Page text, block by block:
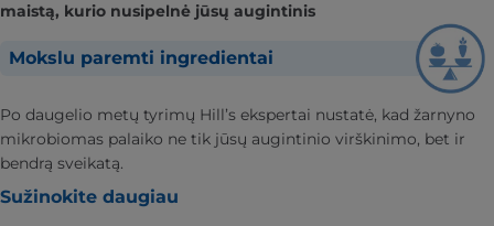
maistą, kurio nusipelnė jūsų augintinis
Mokslu paremti ingredientai
Po daugelio metų tyrimų Hill’s ekspertai nustatė, kad žarnyno
mikrobiomas palaiko ne tik jūsų augintinio virškinimo, bet ir
bendrą sveikatą.
Sužinokite daugiau